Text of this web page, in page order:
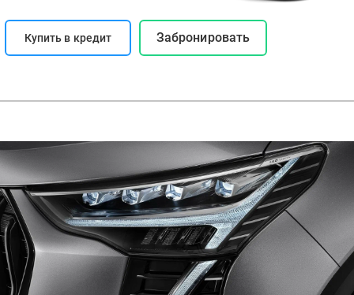
Купить в кредит Забронировать